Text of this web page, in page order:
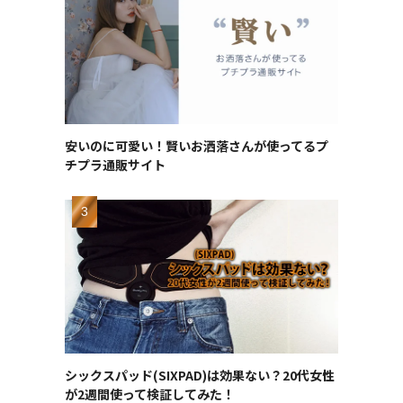
安いのに可愛い！賢いお洒落さんが使ってるプ
チプラ通販サイト
シックスパッド(SIXPAD)は効果ない？20代女性
が2週間使って検証してみた！